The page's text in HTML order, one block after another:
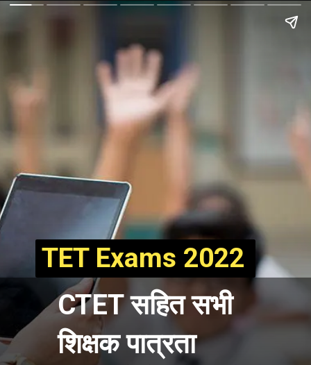
TET Exams 2022
CTET सहित सभी
शिक्षक पात्रता